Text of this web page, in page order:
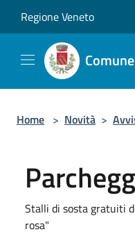
Regione Veneto
Home > Novità >
Stalli di sosta gratuiti
rosa"